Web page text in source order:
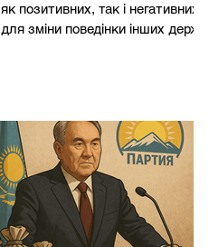
як позитивних, так і негативних –
для зміни поведінки інших держав